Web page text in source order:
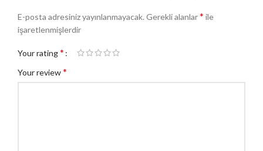
E-posta adresiniz yayınlanmayacak. Gerekli alanlar* ile
işaretlenmişlerdir
Your rating*
Your review*